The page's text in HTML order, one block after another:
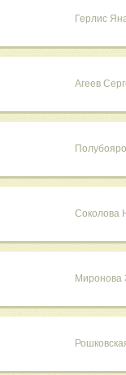
Герлис
Агеев
Соколова
Миронова